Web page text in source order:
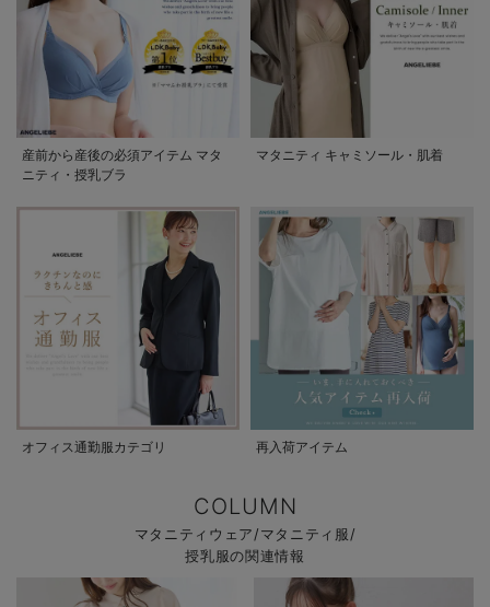
産前から産後の必須アイテム マタ
ニティ・授乳ブラ
マタニティ キャミソール・肌着
オフィス通勤服カテゴリ 再入荷アイテム
COLUMN
マタニティウェア/マタニティ服/
授乳服の関連情報